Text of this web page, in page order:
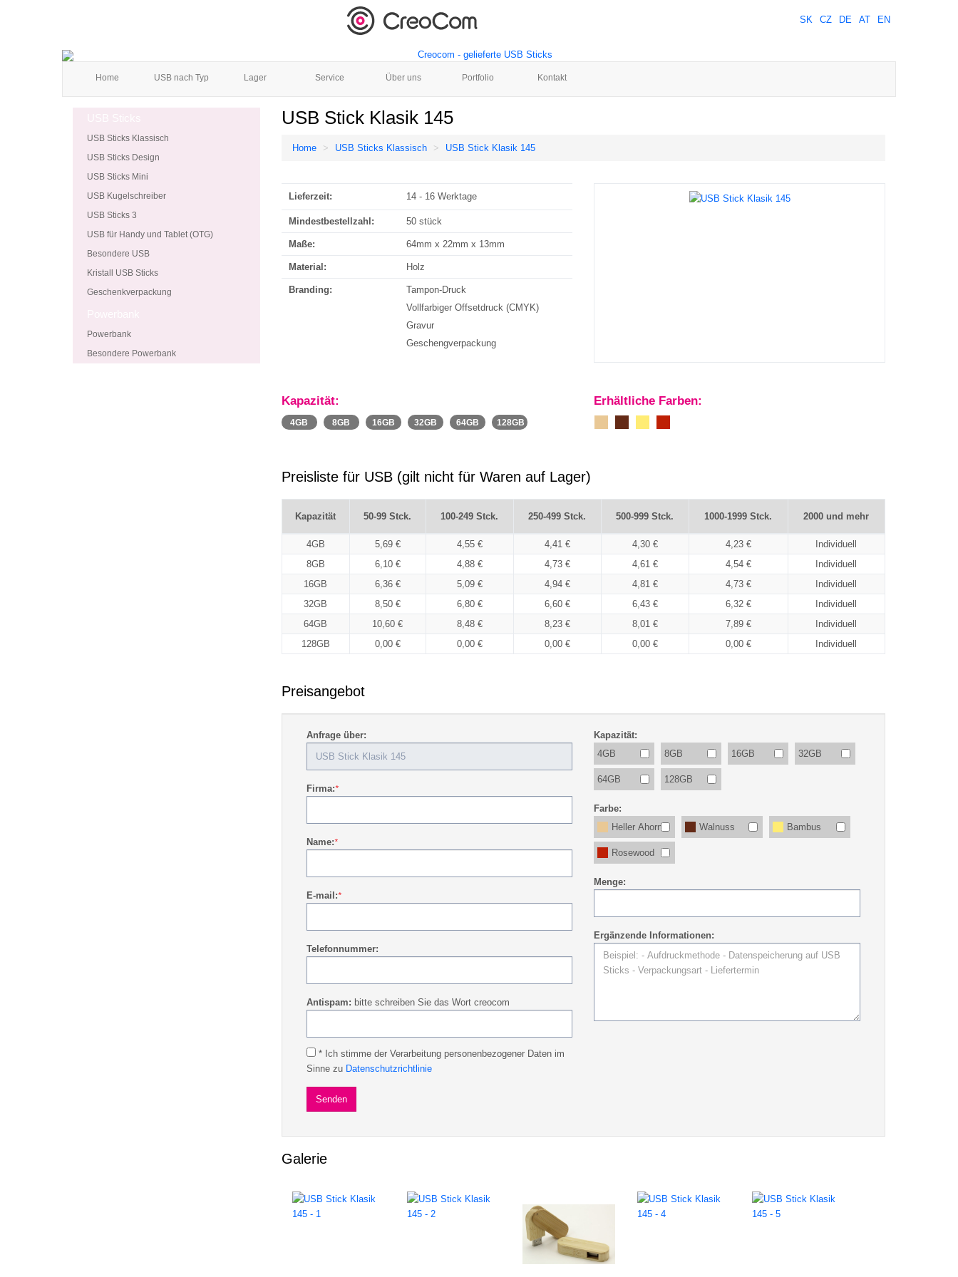
SK CZ DE AT EN
Home USB nach Typ Lager Service Über uns Portfolio Kontakt
USB Stick Klasik 145
Home USB Sticks Klassisch USB Stick Klasik 145
Lieferzeit: 14 - 16 Werktage
Mindestbestellzahl: 50 stück
Maße: 64mm x 22mm x 13mm
Material: Holz
Branding:
Tampon-Druck
Vollfarbiger Offsetdruck (CMYK)
Gravur
Geschengverpackung
Kapazität:
4GB 8GB 16GB 32GB 64GB 128GB
Erhältliche Farben:
Preisliste für USB (gilt nicht für Waren auf Lager)
Kapazität 50-99 Stck. 100-249 Stck. 250-499 Stck. 500-999 Stck. 1000-1999 Stck. 2000 und mehr
4GB 5,69 € 4,55 € 4,41 € 4,30 € 4,23 €
Individuell
8GB
6,10 € 4,88 € 4,73 € 4,61 € 4,54 €
Individuell
16GB
6,36 € 5,09 € 4,94 € 4,81 € 4,73 €
Individuell
32GB
8,50 € 6,80 € 6,60 € 6,43 € 6,32 €
Individuell
64GB
10,60 € 8,48 € 8,23 € 8,01 € 7,89 €
Individuell
128GB
0,00 € 0,00 € 0,00 € 0,00 € 0,00 € Individuell
Preisangebot
Anfrage über:
Firma:*
Name:*
E-mail:*
Telefonnummer:
Antispam: bitte schreiben Sie das Wort creocom
* Ich stimme der Verarbeitung personenbezogener Daten im
Sinne zu Datenschutzrichtlinie
Kapazität:
4GB
8GB 16GB 32GB
64GB 128GB
Farbe:
Heller Ahorn
Walnuss Bambus
Rosewood
Menge:
Ergänzende Informationen:
Galerie
USB Sticks Klassisch
USB Sticks Design
USB Sticks Mini
USB Kugelschreiber
USB Sticks 3
USB für Handy und Tablet (OTG)
Besondere USB
Kristall USB Sticks
Geschenkverpackung
Powerbank
Besondere Powerbank